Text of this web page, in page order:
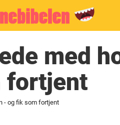
med
fortjent
- og fik som fortjent